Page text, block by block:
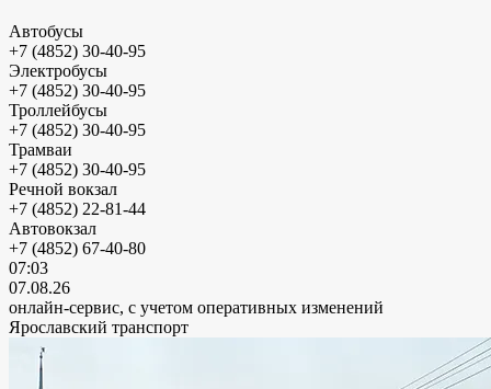
Автобусы
+7 (4852) 30-40-95
Электробусы
+7 (4852) 30-40-95
Троллейбусы
+7 (4852) 30-40-95
Трамваи
+7 (4852) 30-40-95
Речной вокзал
+7 (4852) 22-81-44
Автовокзал
+7 (4852) 67-40-80
07:03
07.08.26
онлайн-сервис, с учетом оперативных изменений
Ярославский транспорт